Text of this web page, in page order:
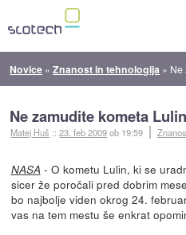
Novice »Znanost in tehnologija » Ne
Ne zamudite kometa
Matej Huš ::23. feb 2009ob 19:59
NASA - O kometu Lulin, ki se
sicer že poročali pred dobrim
bo najbolje viden okrog 24.
vas na tem mestu še enkrat